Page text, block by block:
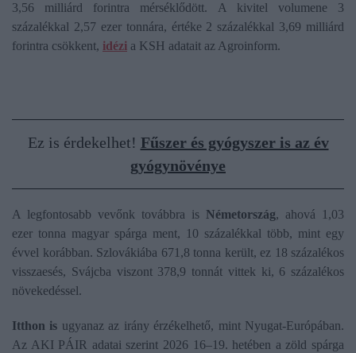
3,56 milliárd forintra mérséklődött. A kivitel volumene 3
százalékkal 2,57 ezer tonnára, értéke 2 százalékkal 3,69 milliárd
forintra csökkent, idézi a KSH adatait az Agroinform.
Ez is érdekelhet! Fűszer és gyógyszer is az év
gyógynövénye
A legfontosabb vevőnk továbbra is Németország, ahová 1,03
ezer tonna magyar spárga ment, 10 százalékkal több, mint egy
évvel korábban. Szlovákiába 671,8 tonna került, ez 18 százalékos
visszaesés, Svájcba viszont 378,9 tonnát vittek ki, 6 százalékos
növekedéssel.
Itthon is ugyanaz az irány érzékelhető, mint Nyugat-Európában.
Az AKI PÁIR adatai szerint 2026 16–19. hetében a zöld spárga